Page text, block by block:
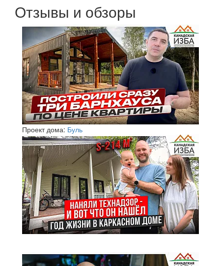
Отзывы и обзоры
Проект дома: Буль